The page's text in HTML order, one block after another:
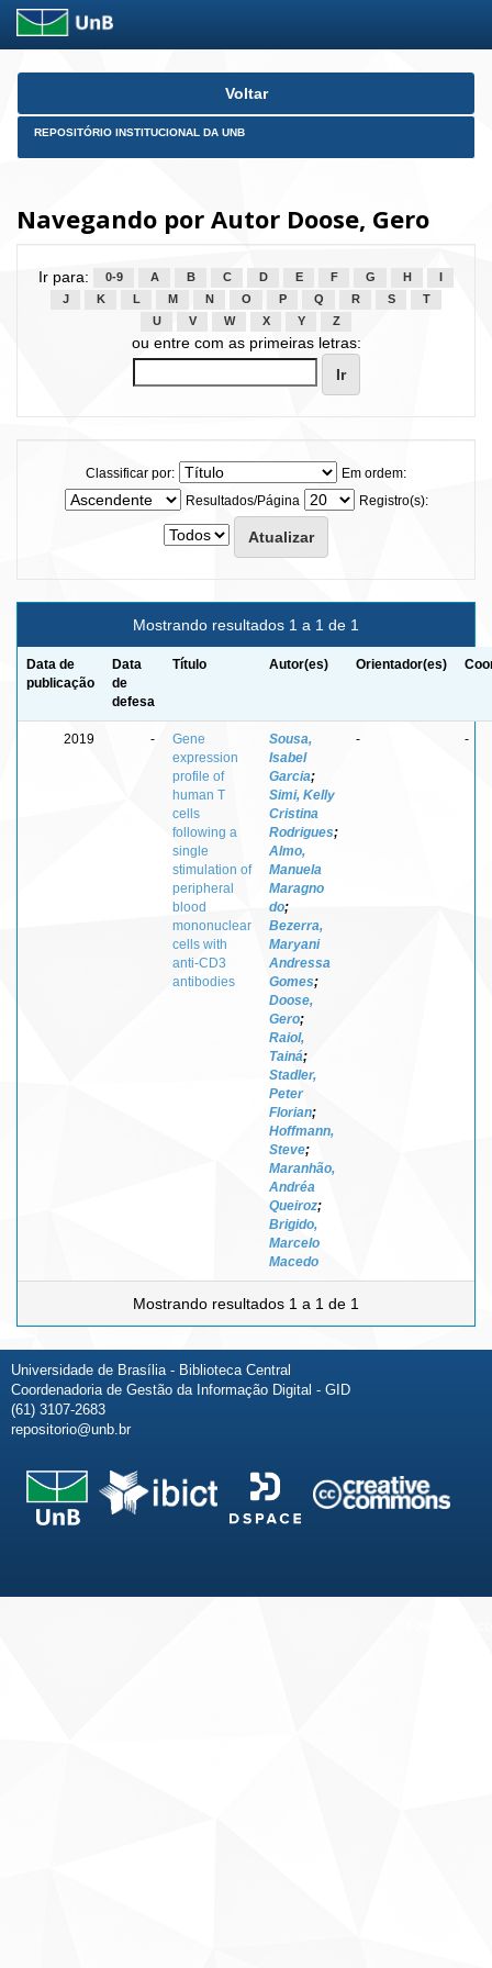
Skip
Voltar
REPOSITÓRIO INSTITUCIONAL DA UNB
Navegando por Autor Doose, Gero
Ir para: 0-9 A B C D E F G H
J
K L M N O P Q R S
T
U
V W X Y Z
ou entre com as primeiras letras:
Classificar por:
Em ordem:
Resultados/Página
Registro(s):
Mostrando resultados 1 a 1 de 1
Data de
publicação
Data
de
defesa
Título Autor(es) Orientador(es)
2019 -
Gene
expression
profile of
human T
cells
following a
single
stimulation of
peripheral
blood
mononuclear
cells with
anti-CD3
antibodies
Sousa,
Isabel
Garcia;
Simi, Kelly
Cristina
Rodrigues;
Almo,
Manuela
Maragno
do;
Bezerra,
Maryani
Andressa
Gomes;
Doose,
Gero;
Raiol,
Tainá;
Stadler,
Peter
Florian;
Hoffmann,
Steve;
Maranhão,
Andréa
Queiroz;
Brigido,
Marcelo
Macedo
- -
Mostrando resultados 1 a 1 de 1
Universidade de Brasília - Biblioteca Central
Coordenadoria de Gestão da Informação Digital - GID
(61) 3107-2683
repositorio@unb.br